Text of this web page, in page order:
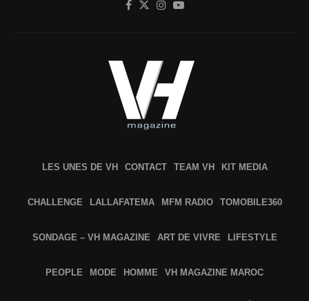
LES UNES DE VH CONTACT TEAM VH KIT MEDIA
CHALLENGE LALLAFATEMA MFM RADIO TOMOBILE360
SONDAGE – VH MAGAZINE ART DE VIVRE LIFESTYLE
PEOPLE MODE HOMME VH MAGAZINE MAROC